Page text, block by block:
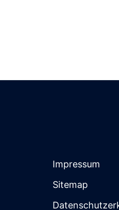
Impressum
Sitemap